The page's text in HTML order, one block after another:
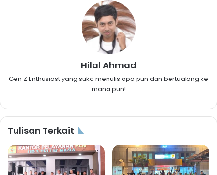
Hilal Ahmad
Gen Z Enthusiast yang suka menulis apa pun dan bertualang ke
mana pun!
Tulisan Terkait